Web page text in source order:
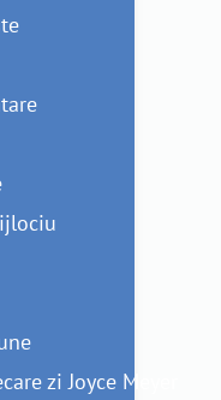
zi Joyce Meyer